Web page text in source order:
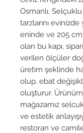
Osmanlı,
tarzlarını evinizde
eninde ve 205
olan bu kapı,
verilen ölçüler
üretim şeklinde
olup, ebat
oluşturur.
mağazamız
ve estetik
restoran ve